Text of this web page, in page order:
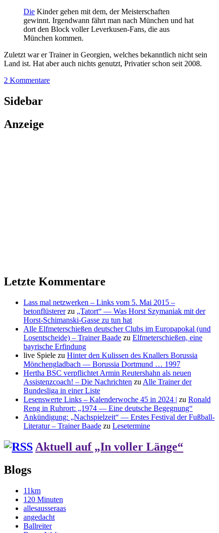
Die Kinder gehen mit dem, der Meisterschaften
gewinnt. Irgendwann fährt man nach München und hat
dort den Block voller Leverkusen-Fans, die aus
München kommen.
Zuletzt war er Trainer in Georgien, welches bekanntlich nicht sein
Land ist. Hat aber auch nichts genutzt, Privatier schon seit 2008.
2 Kommentare
Sidebar
Anzeige
Letzte Kommentare
Lass mal netzwerken – Links vom 5. Mai 2015 –
betonflüstererzu „Tatort“ — Was Horst Szymaniak mit der
Horst-Schimanski-Gasse zu tun hat
Alle Elfmeterschießen deutscher Clubs im Europapokal (und
Losentscheide) – Trainer Baade zu Elfmeterschießen, eine
bayrische Erfindung
live Spiele zu Hinter den Kulissen des Knallers Borussia
Mönchengladbach — Borussia Dortmund … 1997
Hertha BSC verpflichtet Armin Reutershahn als neuen
Assistenzcoach! – Die Nachrichten zu Alle Trainer der
Bundesliga in einer Liste
Lesenswerte Links – Kalenderwoche 45 in 2024 | zu Ronald
Reng in Ruhrort: „1974 — Eine deutsche Begegnung“
Ankündigung: „Nachspielzeit“ — Erstes Festival der Fußball-
Literatur – Trainer Baade zu Lesetermine
Aktuell auf „In voller Länge“
Blogs
11km
120 Minuten
allesausseraas
angedacht
Ballreiter